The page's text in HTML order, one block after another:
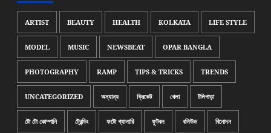
ARTIST BEAUTY HEALTH KOLKATA LIFE STYLE
MODEL MUSIC NEWSBEAT OPAR BANGLA
PHOTOGRAPHY RAMP TIPS & TRICKS TRENDS
UNCATEGORIZED অন্যান্য ক্রিকেট খেলা টলিপাড়া
টো টো কোম্পানি ট্রেন্ডিং ফটো গ্যালারি ফুটবল বলিউড বিনোদন